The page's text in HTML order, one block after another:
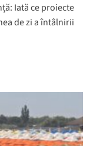
Iată ce proiecte
de zi a întâlnirii